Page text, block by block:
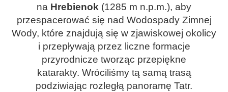
na Hrebienok (1285 m n.p.m.), aby
przespacerować się nad Wodospady Zimnej
Wody, które znajdują się w zjawiskowej okolicy
i przepływają przez liczne formacje
przyrodnicze tworząc przepiękne
katarakty. Wróciliśmy tą samą trasą
podziwiając rozległą panoramę Tatr.